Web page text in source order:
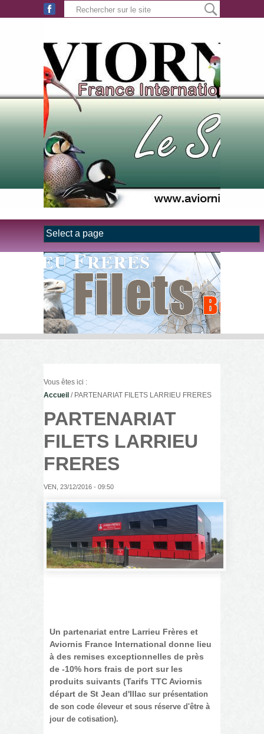
Aller au contenu principal
Vous êtes ici :
Accueil / PARTENARIAT FILETS LARRIEU FRERES
PARTENARIAT
FILETS LARRIEU
FRERES
VEN, 23/12/2016 - 09:50
Un partenariat entre Larrieu Frères et
Aviornis France International donne lieu
à des remises exceptionnelles de près
de -10% hors frais de port sur les
produits suivants (Tarifs TTC Aviornis
départ de St Jean d'Illac sur présentation
de son code éleveur et sous réserve d'être à
jour de cotisation).